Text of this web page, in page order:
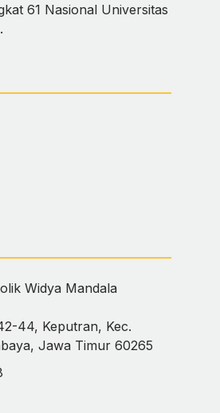
61 Nasional Universitas
Widya Mandala
44, Keputran, Kec.
Jawa Timur 60265